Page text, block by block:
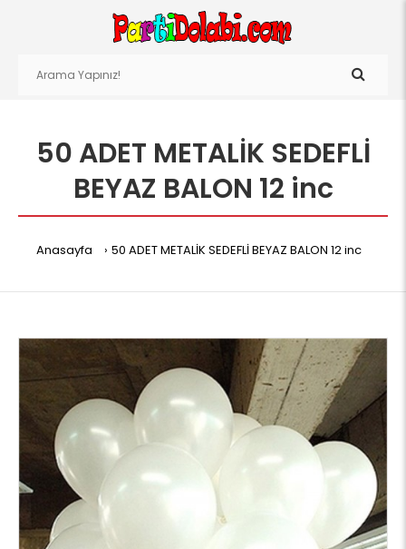
50 ADET METALİK SEDEFLİ
BEYAZ BALON 12 inc
Anasayfa 50 ADET METALİK SEDEFLİ BEYAZ BALON 12 inc